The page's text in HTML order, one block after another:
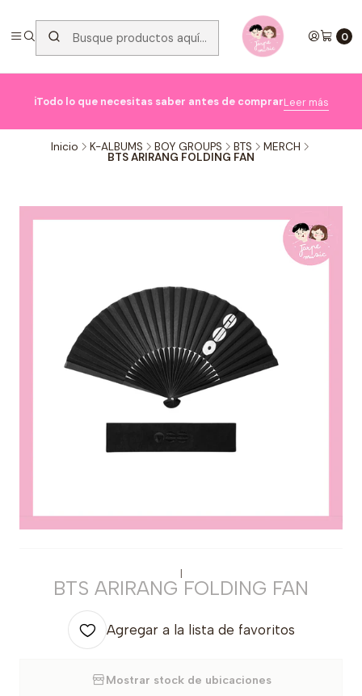
0
ℹ️Todo lo que necesitas saber antes de comprarLeer más
Inicio K-ALBUMS BOY GROUPS BTS MERCH
BTS ARIRANG FOLDING FAN
|
BTS ARIRANG FOLDING FAN
Agregar a la lista de favoritos
Mostrar stock de ubicaciones